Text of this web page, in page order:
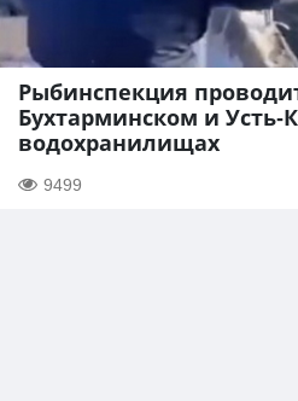
Рыбинспекция
Бухтарминском и Усть-
водохранилищах
9499